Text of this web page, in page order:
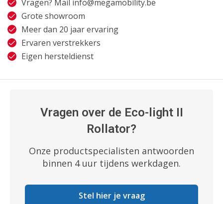
Vragen? Mail info@megamobility.be
Grote showroom
Meer dan 20 jaar ervaring
Ervaren verstrekkers
Eigen hersteldienst
Vragen over de Eco-light II
Rollator?
Onze productspecialisten antwoorden
binnen 4 uur tijdens werkdagen.
Stel hier je vraag